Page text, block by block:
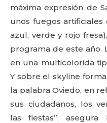
máxima expresión de
unos fuegos
azul, verde y rojo
programa de este año.
en una multicolorida
Y sobre el skyline
la palabra Oviedo, en
sus ciudadanos, los
las fiestas”, asegura